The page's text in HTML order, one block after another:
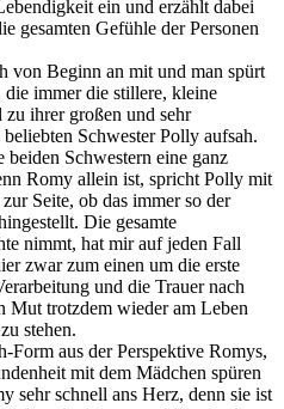
ein und erzählt dabei
gesamten Gefühle der Personen
von Beginn an mit und man spürt
immer die stillere, kleine
ihrer großen und sehr
Schwester Polly aufsah.
Schwestern eine ganz
Romy allein ist, spricht Polly mit
Seite, ob das immer so der
Die gesamte
nimmt, hat mir auf jeden Fall
zwar zum einen um die erste
und die Trauer nach
Mut trotzdem wieder am Leben
stehen.
Form aus der Perspektive Romys,
mit dem Mädchen spüren
sehr schnell ans Herz, denn sie ist